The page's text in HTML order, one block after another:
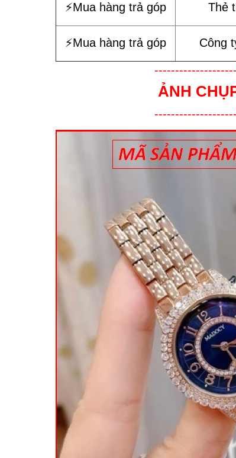
⚡️Mua hàng trả góp Thẻ
⚡️Mua hàng trả góp Công
ẢNH